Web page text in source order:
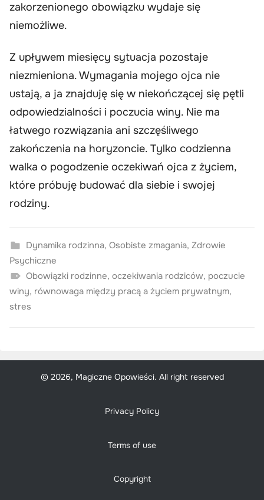
zakorzenionego obowiązku wydaje się
niemożliwe.
Z upływem miesięcy sytuacja pozostaje
niezmieniona. Wymagania mojego ojca nie
ustają, a ja znajduję się w niekończącej się pętli
odpowiedzialności i poczucia winy. Nie ma
łatwego rozwiązania ani szczęśliwego
zakończenia na horyzoncie. Tylko codzienna
walka o pogodzenie oczekiwań ojca z życiem,
które próbuję budować dla siebie i swojej
rodziny.
Dynamika rodzinna, Osobiste zmagania, Zdrowie
Psychiczne
Obowiązki rodzinne, oczekiwania rodziców, poczucie
winy, równowaga między pracą a życiem prywatnym,
stres
© 2026, Magiczne Opowieści. All right reserved
Privacy Policy
Terms of use
Copyright